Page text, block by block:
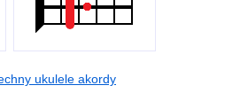
ukulele akordy